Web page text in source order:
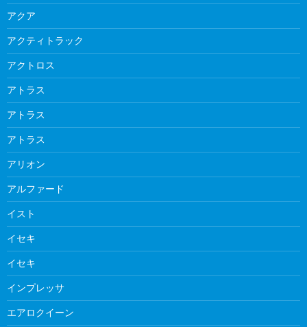
アクア
アクティトラック
アクトロス
アトラス
アトラス
アトラス
アリオン
アルファード
イスト
イセキ
イセキ
インプレッサ
エアロクイーン